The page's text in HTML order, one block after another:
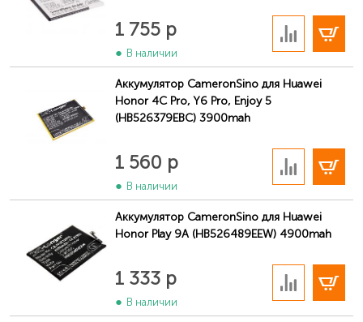
края, либо по центру крышки под логотипом
Huawei/Honor (имеет вид: «ALE-L21»).
Как найти парт-номер на самом аккумуляторе
Обозначается буквами и цифрами в верхней области
лицевой стороны аккумулятора телефона Huawei
(например, «HB366481ECW»).
1 755 р
В наличии
Аккумулятор CameronSino для Huawei
Honor 4C Pro, Y6 Pro, Enjoy 5
(HB526379EBC) 3900mah
1 560 р
В наличии
Аккумулятор CameronSino для Huawei
Honor Play 9A (HB526489EEW) 4900mah
1 333 р
В наличии